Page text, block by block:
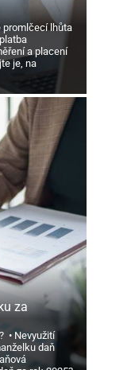
promlčecí lhůta
a placení
je, na
za
Nevyužití
daň